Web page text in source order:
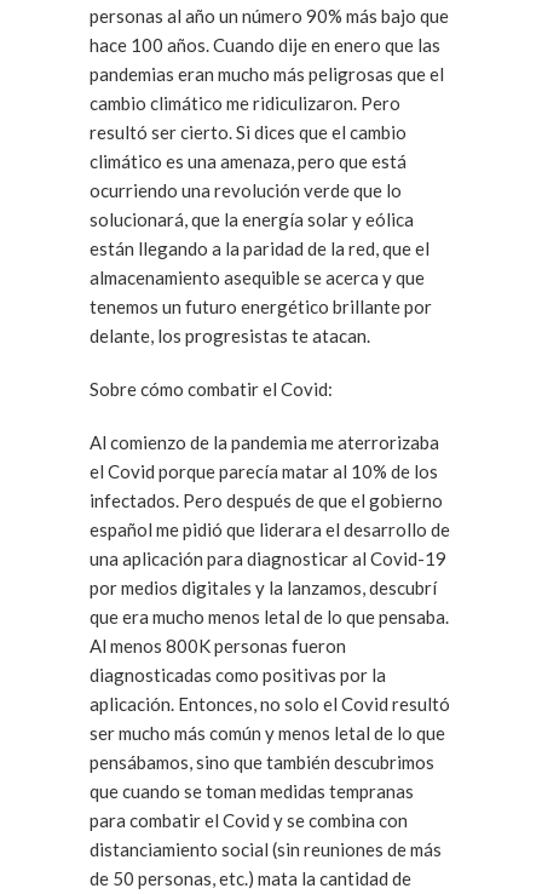
personas al año un número 90% más bajo que
hace 100 años. Cuando dije en enero que las
pandemias eran mucho más peligrosas que el
cambio climático me ridiculizaron. Pero
resultó ser cierto. Si dices que el cambio
climático es una amenaza, pero que está
ocurriendo una revolución verde que lo
solucionará, que la energía solar y eólica
están llegando a la paridad de la red, que el
almacenamiento asequible se acerca y que
tenemos un futuro energético brillante por
delante, los progresistas te atacan.
Sobre cómo combatir el Covid:
Al comienzo de la pandemia me aterrorizaba
el Covid porque parecía matar al 10% de los
infectados. Pero después de que el gobierno
español me pidió que liderara el desarrollo de
una aplicación para diagnosticar al Covid-19
por medios digitales y la lanzamos, descubrí
que era mucho menos letal de lo que pensaba.
Al menos 800K personas fueron
diagnosticadas como positivas por la
aplicación. Entonces, no solo el Covid resultó
ser mucho más común y menos letal de lo que
pensábamos, sino que también descubrimos
que cuando se toman medidas tempranas
para combatir el Covid y se combina con
distanciamiento social (sin reuniones de más
de 50 personas, etc.) mata la cantidad de